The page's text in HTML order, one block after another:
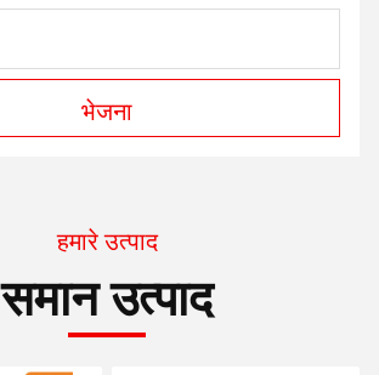
भेजना
हमारे उत्पाद
समान उत्पाद